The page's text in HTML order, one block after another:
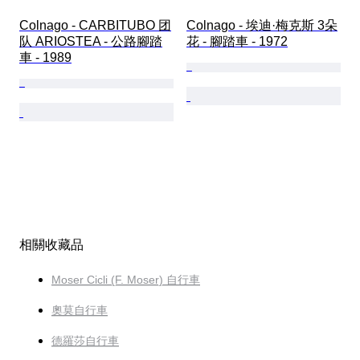
Colnago - CARBITUBO 团
队 ARIOSTEA - 公路腳踏
車 - 1989
Colnago - 埃迪·梅克斯 3朵
花 - 腳踏車 - 1972
相關收藏品
Moser Cicli (F. Moser) 自行車
奧莫自行車
德羅莎自行車